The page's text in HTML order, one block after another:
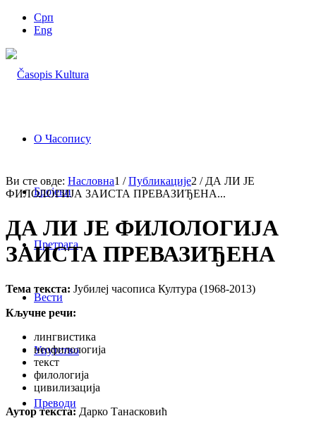
Срп
Eng
О Часопису
Бројеви
Претрага
Вести
Упутство
Преводи
Ви сте овде: Насловна1 / Публикације2 / ДА ЛИ ЈЕ
ФИЛОЛОГИЈА ЗАИСТА ПРЕВАЗИЂЕНА...
ДА ЛИ ЈЕ ФИЛОЛОГИЈА
ЗАИСТА ПРЕВАЗИЂЕНА
Тема текста: Јубилеј часописа Култура (1968-2013)
Кључне речи:
лингвистика
неофилологија
текст
филологија
цивилизација
Аутор текста: Дарко Танасковић